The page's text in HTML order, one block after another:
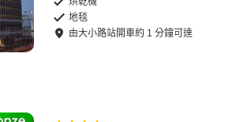
地毯
由大小路站開車約 1 分鐘可達